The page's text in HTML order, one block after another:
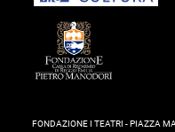
FONDAZIONE I TEATRI - PIAZZA